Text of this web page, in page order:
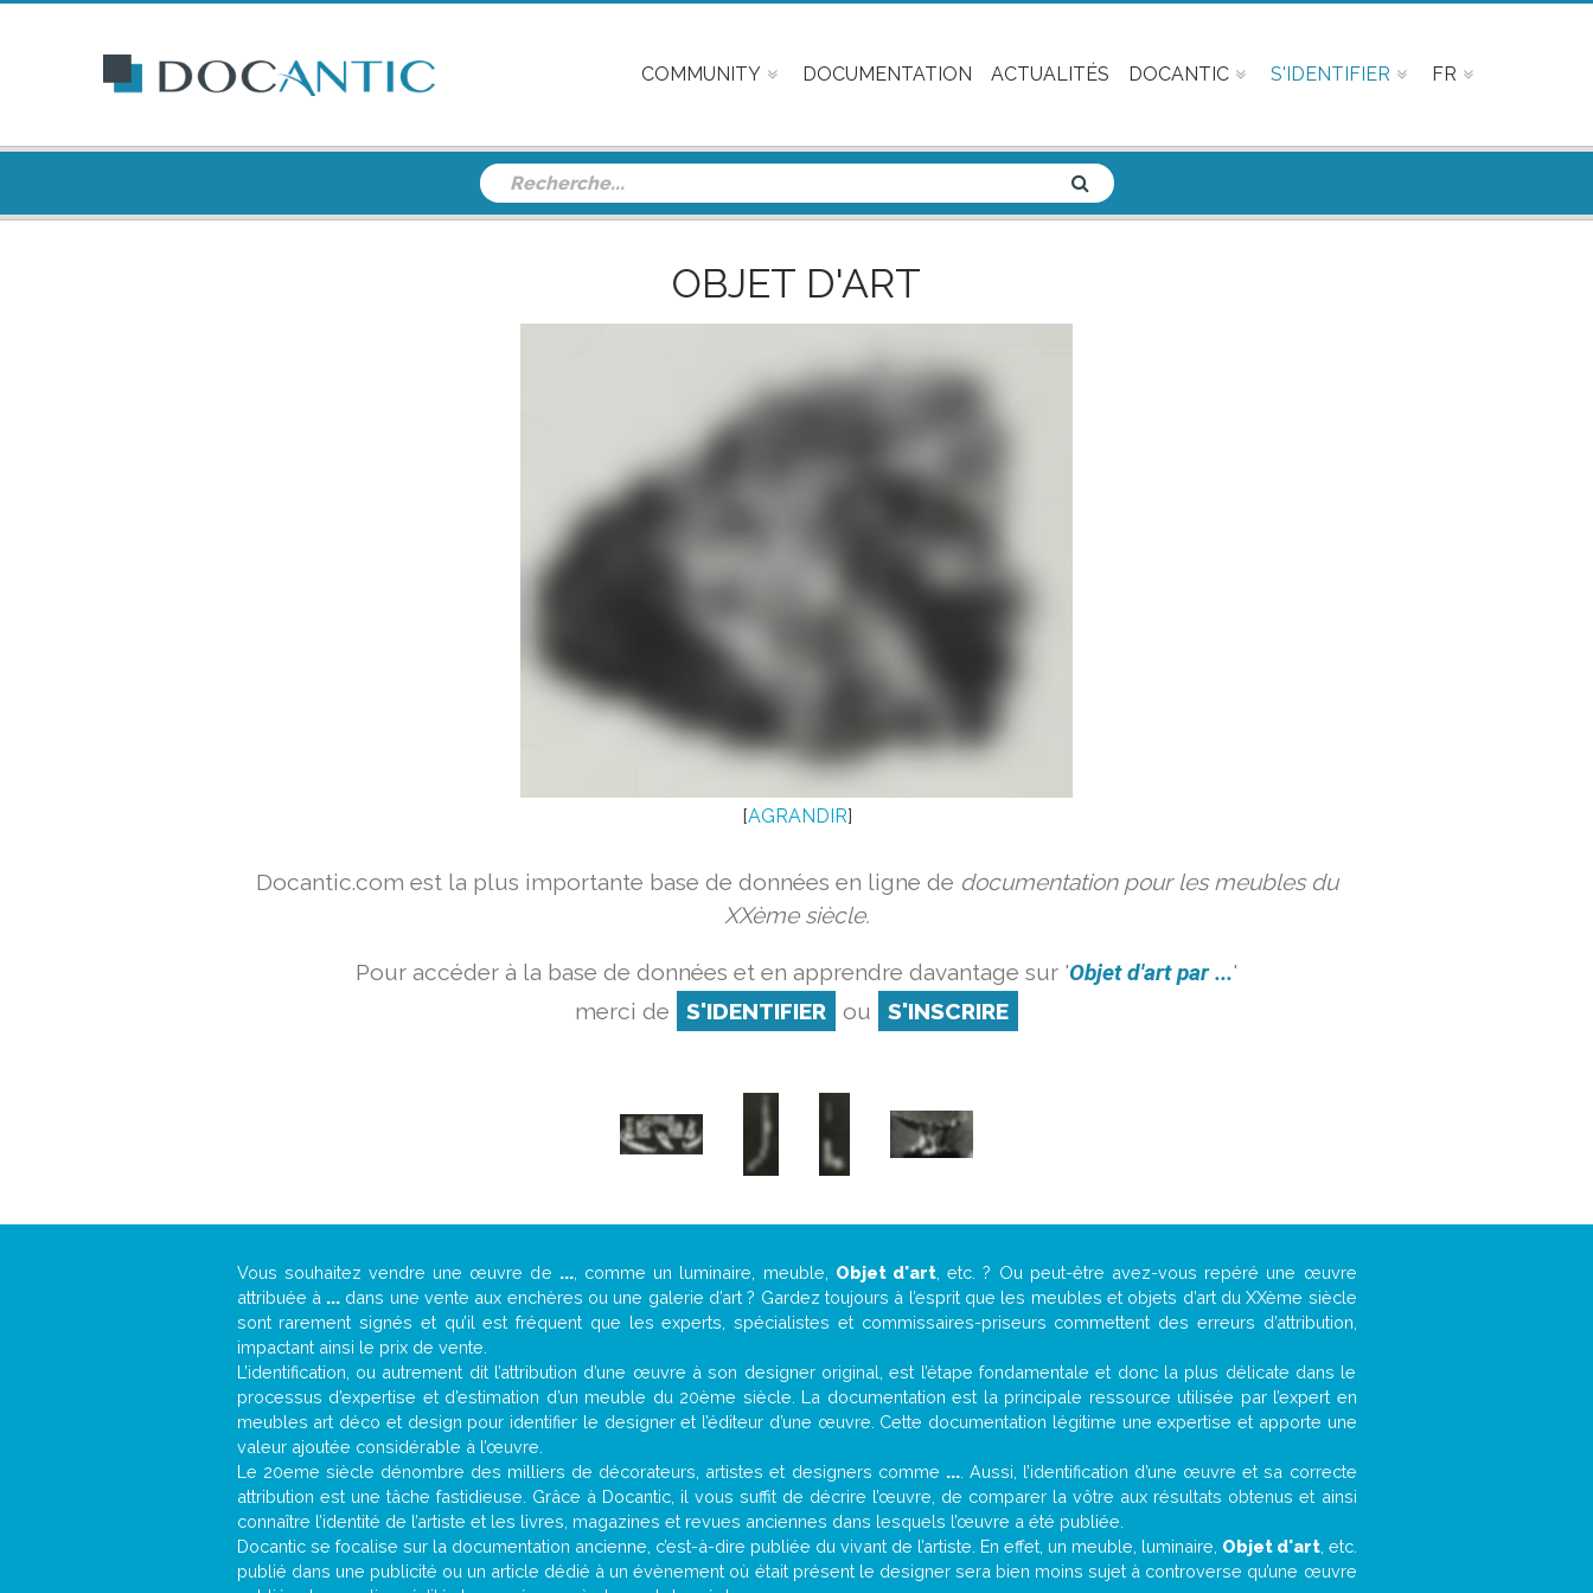
COMMUNITY DOCUMENTATION ACTUALITÉS DOCANTIC S'IDENTIFIER FR
OBJET D'ART
[AGRANDIR]
Docantic.com est la plus importante base de données en ligne de documentation pour les meubles du
XXème siècle.
Pour accéder à la base de données et en apprendre davantage sur 'Objet d'art par ...'
merci de
S'IDENTIFIER ou S'INSCRIRE
Vous souhaitez vendre une œuvre de ..., comme un luminaire, meuble, Objet d'art, etc. ? Ou peut-être avez-vous repéré une œuvre
attribuée à ... dans une vente aux enchères ou une galerie d’art ? Gardez toujours à l’esprit que les meubles et objets d’art du XXème siècle
sont rarement signés et qu’il est fréquent que les experts, spécialistes et commissaires-priseurs commettent des erreurs d’attribution,
impactant ainsi le prix de vente.
L’identification, ou autrement dit l’attribution d’une œuvre à son designer original, est l’étape fondamentale et donc la plus délicate dans le
processus d’expertise et d’estimation d’un meuble du 20ème siècle. La documentation est la principale ressource utilisée par l’expert en
meubles art déco et design pour identifier le designer et l’éditeur d’une œuvre. Cette documentation légitime une expertise et apporte une
valeur ajoutée considérable à l’œuvre.
Le 20eme siècle dénombre des milliers de décorateurs, artistes et designers comme .... Aussi, l’identification d’une œuvre et sa correcte
attribution est une tâche fastidieuse. Grâce à Docantic, il vous suffit de décrire l’œuvre, de comparer la vôtre aux résultats obtenus et ainsi
connaître l’identité de l’artiste et les livres, magazines et revues anciennes dans lesquels l’œuvre a été publiée.
Docantic se focalise sur la documentation ancienne, c’est-à-dire publiée du vivant de l’artiste. En effet, un meuble, luminaire, Objet d'art, etc.
publié dans une publicité ou un article dédié à un évènement où était présent le designer sera bien moins sujet à controverse qu’une œuvre